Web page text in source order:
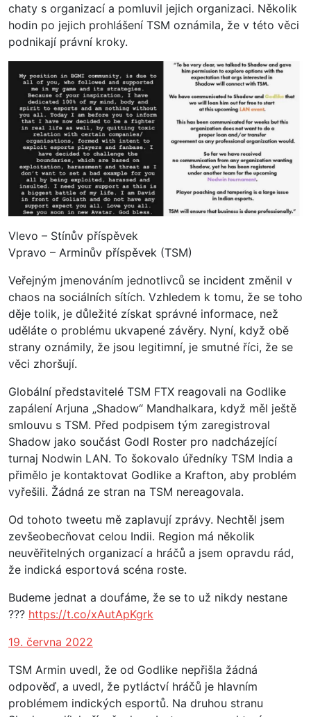
chaty s organizací a pomluvil jejich organizaci. Několik
hodin po jejich prohlášení TSM oznámila, že v této věci
podnikají právní kroky.
Vlevo – Stínův příspěvek
Vpravo – Arminův příspěvek (TSM)
Veřejným jmenováním jednotlivců se incident změnil v
chaos na sociálních sítích. Vzhledem k tomu, že se toho
děje tolik, je důležité získat správné informace, než
uděláte o problému ukvapené závěry. Nyní, když obě
strany oznámily, že jsou legitimní, je smutné říci, že se
věci zhoršují.
Globální představitelé TSM FTX reagovali na Godlike
zapálení Arjuna „Shadow“ Mandhalkara, když měl ještě
smlouvu s TSM. Před podpisem tým zaregistroval
Shadow jako součást Godl Roster pro nadcházející
turnaj Nodwin LAN. To šokovalo úředníky TSM India a
přimělo je kontaktovat Godlike a Krafton, aby problém
vyřešili. Žádná ze stran na TSM nereagovala.
Od tohoto tweetu mě zaplavují zprávy. Nechtěl jsem
zevšeobecňovat celou Indii. Region má několik
neuvěřitelných organizací a hráčů a jsem opravdu rád,
že indická esportová scéna roste.
Budeme jednat a doufáme, že se to už nikdy nestane
??? https://t.co/xAutApKgrk
19. června 2022
TSM Armin uvedl, že od Godlike nepřišla žádná
odpověď, a uvedl, že pytláctví hráčů je hlavním
problémem indických esportů. Na druhou stranu